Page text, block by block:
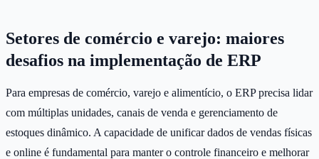
Setores de comércio e varejo: maiores
desafios na implementação de ERP
Para empresas de comércio, varejo e alimentício, o ERP precisa lidar
com múltiplas unidades, canais de venda e gerenciamento de
estoques dinâmico. A capacidade de unificar dados de vendas físicas
e online é fundamental para manter o controle financeiro e melhorar